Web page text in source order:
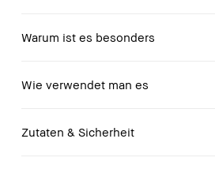
Warum ist es besonders
Wie verwendet man es
Zutaten & Sicherheit